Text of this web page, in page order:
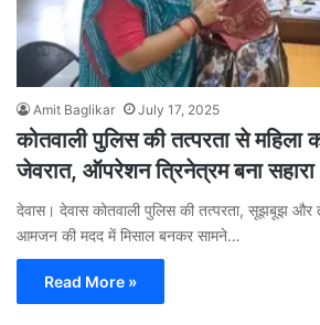
Amit Baglikar July 17, 2025
कोतवाली पुलिस की तत्परता से महिला
जेवरात, ऑपरेशन त्रिनेत्रम बना सहारा
देवास। देवास कोतवाली पुलिस की तत्परता, सूझबूझ और
आमजन की मदद में मिसाल बनकर सामने…
Read More »